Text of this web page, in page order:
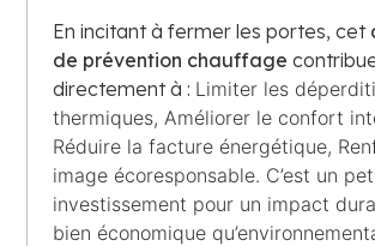
En incitant à fermer les portes, cet
de prévention chauffage
directement à : Limiter les
thermiques, Améliorer le confort
Réduire la facture énergétique,
image écoresponsable. C’est un
investissement pour un impact
bien économique